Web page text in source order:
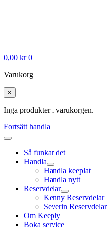
0,00 kr 0
Varukorg
×
Inga produkter i varukorgen.
Fortsätt handla
Så funkar det
Handla
Handla keeplat
Handla nytt
Reservdelar
Kenny Reservdelar
Severin Reservdelar
Om Keeply
Boka service